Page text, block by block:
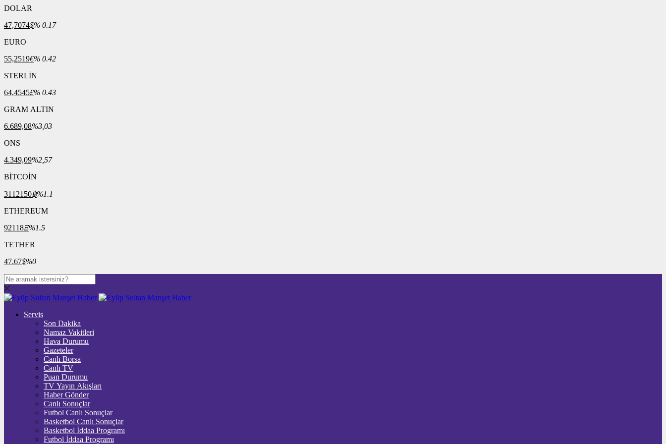
DOLAR
47,7074$% 0.17
EURO
55,2519€% 0.42
STERLİN
64,4545£% 0.43
GRAM ALTIN
6.689,08%3,03
ONS
4.349,09%2,57
BİTCOİN
3112150฿%1.1
ETHEREUM
92118Ξ%1.5
TETHER
47.67$%0
Servis
Son Dakika
Namaz Vakitleri
Hava Durumu
Gazeteler
Canlı Borsa
Canlı TV
Puan Durumu
TV Yayın Akışları
Haber Gönder
Canlı Sonuçlar
Futbol Canlı Sonuçlar
Basketbol Canlı Sonuçlar
Basketbol İddaa Programı
Futbol İddaa Programı